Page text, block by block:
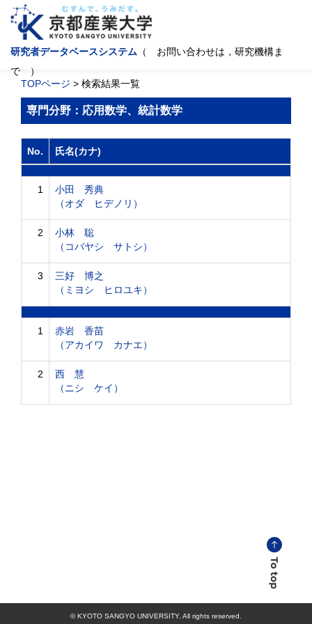
研究者データベースシステム （ お問い合わせは，研究機構ま
で ）
TOPページ > 検索結果一覧
専門分野：応用数学、統計数学
No. 氏名(カナ)
1
小田 秀典
（オダ ヒデノリ）
2
小林 聡
（コバヤシ サトシ）
3
三好 博之
（ミヨシ ヒロユキ）
1
赤岩 香苗
（アカイワ カナエ）
2
西 慧
（ニシ ケイ）
© KYOTO SANGYO UNIVERSITY. All rights reserved.